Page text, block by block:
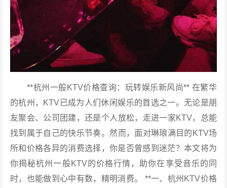
**杭州一般KTV价格查询：玩转娱乐新风尚** 在繁华
的杭州，KTV已成为人们休闲娱乐的首选之一。无论是朋
友聚会、公司团建，还是个人放松，走进一家KTV，总能
找到属于自己的快乐节奏。然而，面对琳琅满目的KTV场
所和价格各异的消费选择，你是否曾感到迷茫？本文将为
你揭秘杭州一般KTV的价格行情，助你在享受音乐的同
时，也能做到心中有数，精明消费。 **一、杭州KTV价格